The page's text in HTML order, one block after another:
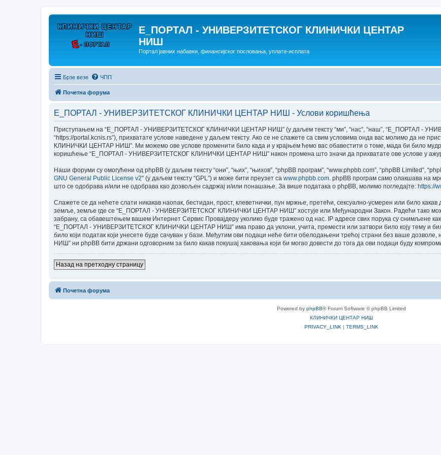
E_ПОРТАЛ - УНИВЕРЗИТЕТСКОГ КЛИНИЧКИ ЦЕНТАР
НИШ
Портал јавних набавки, финансијског пословања, уплата-исплата
Брзе везе ЧПП
Почетна форума
E_ПОРТАЛ - УНИВЕРЗИТЕТСКОГ КЛИНИЧКИ ЦЕНТАР НИШ - Услови коришћења
Приступањем на “E_ПОРТАЛ - УНИВЕРЗИТЕТСКОГ КЛИНИЧКИ ЦЕНТАР НИШ” (у даљем тексту “ми”, “нас”, “наш”, “E_ПОРТАЛ -
“https://portal.kcnis.rs”), прихватате услове наведене у даљем тексту. Ако се не слажете са свим условима онда вас молимо да не
КЛИНИЧКИ ЦЕНТАР НИШ”. Ми можемо ове услове променити било када и у крајњем ћемо вас обавестити о томе, мада би било
коришћење “E_ПОРТАЛ - УНИВЕРЗИТЕТСКОГ КЛИНИЧКИ ЦЕНТАР НИШ” након промена што значи да прихватате ове услове у
Наши форуми су омогућени од phpBB (у даљем тексту “они”, “њих”, “њихов”, “phpBB програм”, “www.phpbb.com”, “phpBB Limited”,
GNU General Public License v2” (у даљем тексту “GPL”) и може бити преузет са www.phpbb.com . phpBB програм само олакшава на
што се одобрава и/или не одобрава као дозвољен садржај и/или понашање. За више података о phpBB, молимо погледајте: https://
Слажете се да нећете слати никакав наопак, бестидан, прост, клеветнички, пун мржње, претећи, сексуално-усмерен или било
земље, земље где се “E_ПОРТАЛ - УНИВЕРЗИТЕТСКОГ КЛИНИЧКИ ЦЕНТАР НИШ” хостује или Међународни Закон. Радећи тако
забрану, са обавештењем вашем Интернет Сервис Провајдеру уколико буде тражено од нас. IP адресе свих порука су снимљене
“E_ПОРТАЛ - УНИВЕРЗИТЕТСКОГ КЛИНИЧКИ ЦЕНТАР НИШ” има право да уклони, учита, премести или затвори било коју тему и
било који податак који унесете буде сачуван у бази. Међутим ови подаци неће бити обелодањени трећој страни без ваше
НИШ” ни phpBB бити држани одговорним за било какав покушај хаковања који би могао довести до тога да ови подаци буду
Назад на претходну страницу
Почетна форума
Powered by phpBB® Forum Software © phpBB Limited
КЛИНИЧКИ ЦЕНТАР НИШ
PRIVACY_LINK | TERMS_LINK